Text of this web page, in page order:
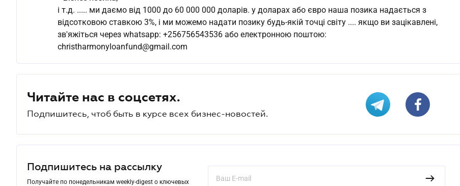
і т.д. ..... ми даємо від 1000 до 60 000 000 доларів. у доларах або євро наша позика надається з
відсотковою ставкою 3%, і ми можемо надати позику будь-якій точці світу .... якщо ви зацікавлені,
зв'яжіться через whatsapp: +256756543536 або електронною поштою:
christharmonyloanfund@gmail.com
Читайте нас в соцсетях.
Подпишитесь, чтоб быть в курсе всех бизнес-новостей.
Подпишитесь на рассылку
Получайте по понедельникам weekly-digest о ключевых